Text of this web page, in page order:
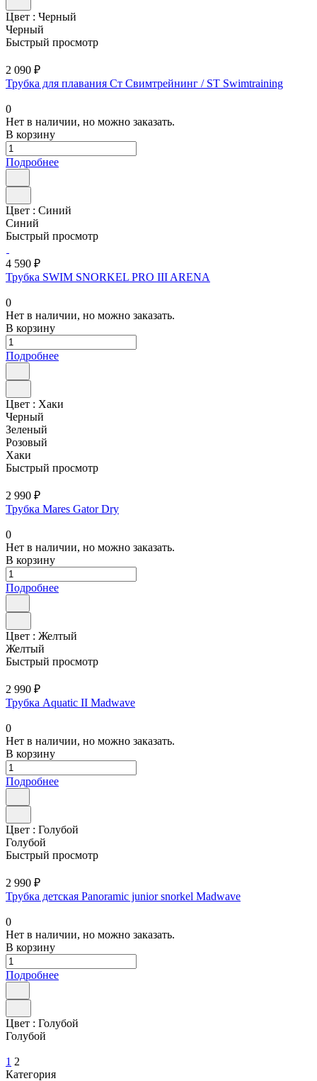
Цвет : Черный
Черный
Быстрый просмотр
2 090 ₽
Трубка для плавания Ст Свимтрейнинг / ST Swimtraining
0
Нет в наличии, но можно заказать.
В корзину
Подробнее
Цвет : Синий
Синий
Быстрый просмотр
4 590 ₽
Трубка SWIM SNORKEL PRO III ARENA
0
Нет в наличии, но можно заказать.
В корзину
Подробнее
Цвет : Хаки
Черный
Зеленый
Розовый
Хаки
Быстрый просмотр
2 990 ₽
Трубка Mares Gator Dry
0
Нет в наличии, но можно заказать.
В корзину
Подробнее
Цвет : Желтый
Желтый
Быстрый просмотр
2 990 ₽
Трубка Aquatic II Madwave
0
Нет в наличии, но можно заказать.
В корзину
Подробнее
Цвет : Голубой
Голубой
Быстрый просмотр
2 990 ₽
Трубка детская Panoramic junior snorkel Madwave
0
Нет в наличии, но можно заказать.
В корзину
Подробнее
Цвет : Голубой
Голубой
1 2
Категория